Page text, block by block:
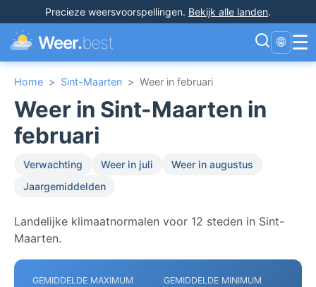
Precieze weersvoorspellingen. Bekijk alle landen.
Weer.best 🌐 ☰
Home > Sint-Maarten > Weer in februari
Weer in Sint-Maarten in
februari
Verwachting Weer in juli
Weer in augustus
Jaargemiddelden
Landelijke klimaatnormalen voor 12 steden in Sint-
Maarten.
GEMIDDELDE MAXIMUM GEMIDDELDE MINIMUM